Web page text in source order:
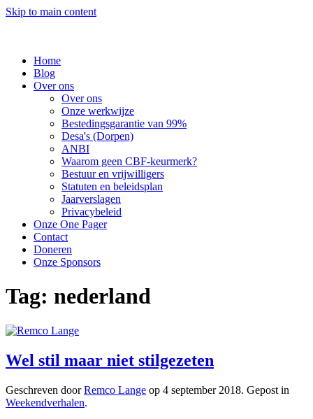
Skip to main content
Home
Blog
Over ons
Over ons
Onze werkwijze
Bestedingsgarantie van 99%
Desa's (Dorpen)
ANBI
Waarom geen CBF-keurmerk?
Bestuur en vrijwilligers
Statuten en beleidsplan
Jaarverslagen
Privacybeleid
Onze One Pager
Contact
Doneren
Onze Sponsors
Tag: nederland
Wel stil maar niet stilgezeten
Geschreven doorRemco Lange op 4 september 2018. Gepost in
Weekendverhalen.